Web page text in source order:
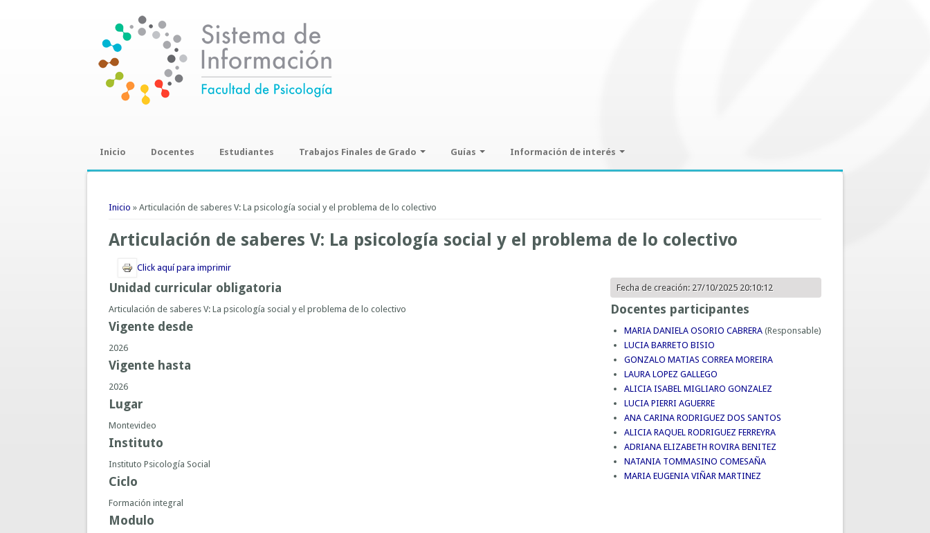
Inicio Docentes Estudiantes Trabajos Finales de Grado Guías
Guías UCO
Información de interés
Se encuentra usted aquí
Inicio » Articulación de saberes V: La psicología social y el problema de lo colectivo
Articulación de saberes V: La psicología social y el problema de lo colectivo
Click aquí para imprimir
Fecha de creación: 27/10/2025 20:10:12
Docentes participantes
MARIA DANIELA OSORIO CABRERA (Responsable)
LUCIA BARRETO BISIO
GONZALO MATIAS CORREA MOREIRA
LAURA LOPEZ GALLEGO
ALICIA ISABEL MIGLIARO GONZALEZ
LUCIA PIERRI AGUERRE
ANA CARINA RODRIGUEZ DOS SANTOS
ALICIA RAQUEL RODRIGUEZ FERREYRA
ADRIANA ELIZABETH ROVIRA BENITEZ
NATANIA TOMMASINO COMESAÑA
MARIA EUGENIA VIÑAR MARTINEZ
Unidad curricular obligatoria
Articulación de saberes V: La psicología social y el problema de lo colectivo
Vigente desde
2026
Vigente hasta
2026
Lugar
Montevideo
Instituto
Instituto Psicología Social
Ciclo
Formación integral
Modulo